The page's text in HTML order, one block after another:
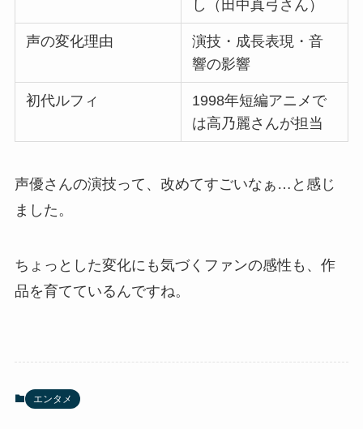
し（田中真弓さん）
声の変化理由
演技・成長表現・音
響の影響
初代ルフィ
1998年短編アニメで
は高乃麗さんが担当
声優さんの演技って、改めてすごいなぁ…と感じ
ました。
ちょっとした変化にも気づくファンの感性も、作
品を育てているんですね。
エンタメ